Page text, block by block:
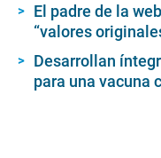
El padre de la
“valores
Desarrollan
para una vacuna